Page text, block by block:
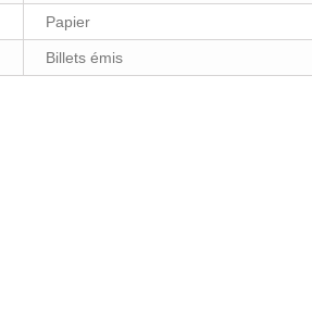
Papier
Billets émis